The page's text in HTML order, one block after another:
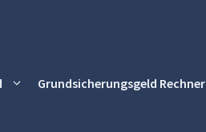
Grundsicherungsgeld Rechner